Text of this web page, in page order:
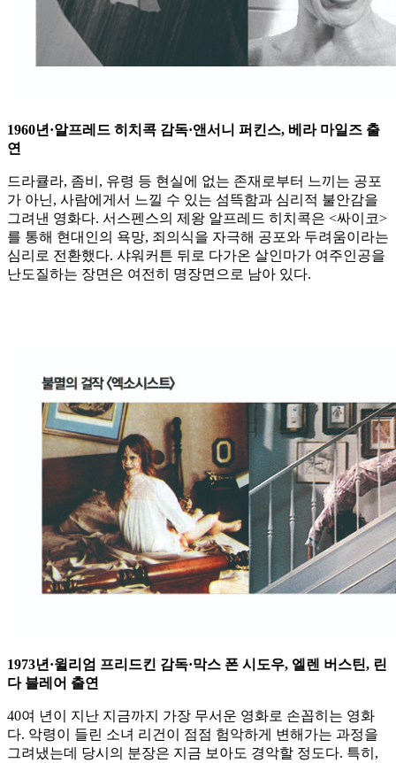
1960년·알프레드 히치콕 감독·앤서니 퍼킨스, 베라 마일즈 출
연
드라큘라, 좀비, 유령 등 현실에 없는 존재로부터 느끼는 공포
가 아닌, 사람에게서 느낄 수 있는 섬뜩함과 심리적 불안감을
그려낸 영화다. 서스펜스의 제왕 알프레드 히치콕은 <싸이코>
를 통해 현대인의 욕망, 죄의식을 자극해 공포와 두려움이라는
심리로 전환했다. 샤워커튼 뒤로 다가온 살인마가 여주인공을
난도질하는 장면은 여전히 명장면으로 남아 있다.
1973년·윌리엄 프리드킨 감독·막스 폰 시도우, 엘렌 버스틴, 린
다 블레어 출연
40여 년이 지난 지금까지 가장 무서운 영화로 손꼽히는 영화
다. 악령이 들린 소녀 리건이 점점 험악하게 변해가는 과정을
그려냈는데 당시의 분장은 지금 보아도 경악할 정도다. 특히,